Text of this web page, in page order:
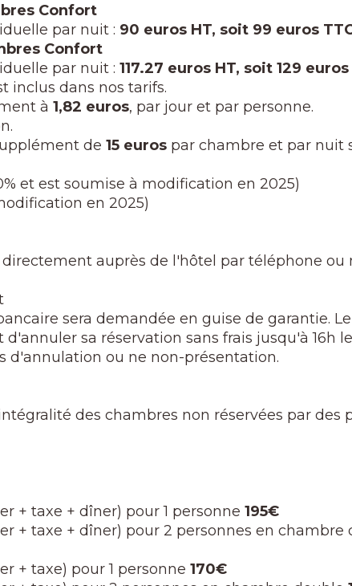
Confort
par nuit : 90 euros HT, soit 99 euros
Confort
par nuit : 117.27 euros HT, soit 129 euros
inclus dans nos tarifs.
à 1,82 euros, par jour et par personne.
de 15 euros par chambre et par nuit
et est soumise à modification en 2025)
en 2025)
auprès de l'hôtel par téléphone ou
sera demandée en guise de garantie.
sa réservation sans frais jusqu'à 16h
d'annulation ou ne non-présentation.
des chambres non réservées par des
+ taxe + dîner) pour 1 personne 195€
+ taxe + dîner) pour 2 personnes en chambre
+ taxe) pour 1 personne 170€